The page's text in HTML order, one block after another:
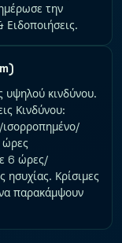
την
Ειδοποιήσεις.
υψηλού κινδύνου.
Κινδύνου:
ισορροπημένο/
ώρες
6 ώρες/
Κρίσιμες
παρακάμψουν